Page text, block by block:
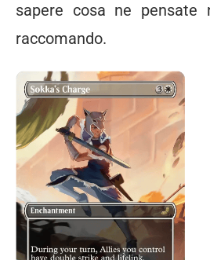
sapere cosa ne pensate
raccomando.